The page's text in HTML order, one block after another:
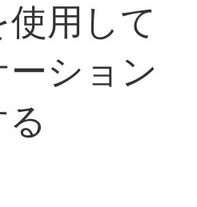
用して
ション